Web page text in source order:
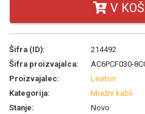
V
Šifra (ID):
214492
Šifra proizvajalca:
AC6PCF030-
Proizvajalec:
Leviton
Kategorija:
Mrežni kabli
Stanje:
Novo